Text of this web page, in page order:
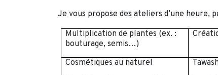
Je vous propose des ateliers d’une heure,
Multiplication de plantes (ex. :
bouturage, semis…)
Cosmétiques au naturel